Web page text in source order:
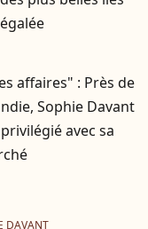
affaires" : Près de
Sophie Davant
avec sa
DAVANT